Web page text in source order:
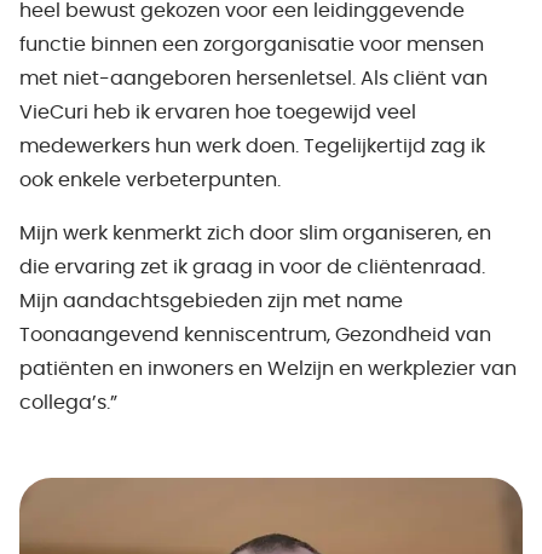
heel bewust gekozen voor een leidinggevende
functie binnen een zorgorganisatie voor mensen
met niet-aangeboren hersenletsel. Als cliënt van
VieCuri heb ik ervaren hoe toegewijd veel
medewerkers hun werk doen. Tegelijkertijd zag ik
ook enkele verbeterpunten.
Mijn werk kenmerkt zich door slim organiseren, en
die ervaring zet ik graag in voor de cliëntenraad.
Mijn aandachtsgebieden zijn met name
Toonaangevend kenniscentrum, Gezondheid van
patiënten en inwoners en Welzijn en werkplezier van
collega’s.”